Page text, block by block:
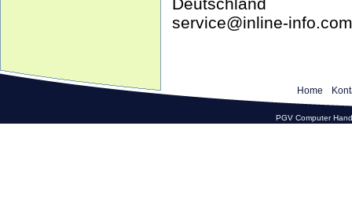
service@inline-info.com
Home
PGV Computer